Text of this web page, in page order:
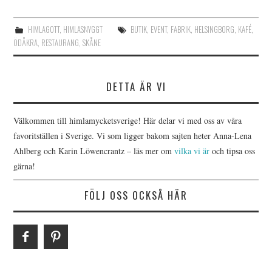
HIMLAGOTT, HIMLASNYGGT BUTIK, EVENT, FABRIK, HELSINGBORG KAFÉ,
ÖDÅKRA RESTAURANG ,SKÅNE
DETTA ÄR VI
Välkommen till himlamycketsverige! Här delar vi med oss av våra
favoritställen i Sverige. Vi som ligger bakom sajten heter Anna-Lena
Ahlberg och Karin Löwencrantz – läs mer omvilka vi är och tipsa oss
gärna!
FÖLJ OSS OCKSÅ HÄR